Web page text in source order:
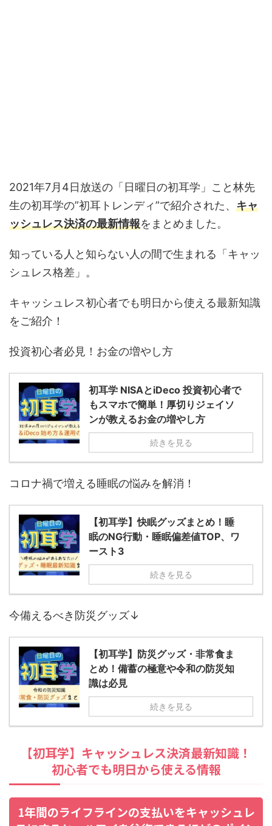
2021年7月4日放送の「日曜日の初耳学」こと林先
生の初耳学の”初耳トレンディ”で紹介された、 キャ
ッシュレス決済の最新情報をまとめました。
知っている人と知らない人の間で生まれる「キャッ
シュレス格差」。
キャッシュレス初心者でも明日から使える最新知識
をご紹介！
投資初心者必見！お金の増やし方
初耳学 NISAとiDeco 投資初心者で
もスマホで簡単！厚切りジェイソ
ンが教えるお金の増やし方
続きを見る
コロナ禍で増える睡眠の悩みを解消！
【初耳学】快眠グッズまとめ！睡
眠のNG行動・睡眠偏差値TOP、ワ
ースト3
続きを見る
今備えるべき防災グッズ↓
【初耳学】防災グッズ・非常食ま
とめ！備蓄の極意や令和の防災知
識は必見
続きを見る
【初耳学】キャッシュレス決済最新知識！
初心者でも明日から使える情報
1年間のライフラインの支払いをキャッシュレ